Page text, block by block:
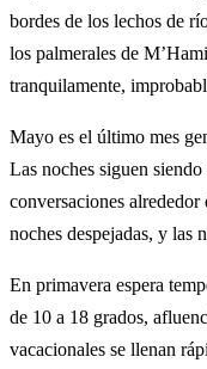
bordes de los lechos de
los palmerales de
tranquilamente,
Mayo es el último mes
Las noches siguen
conversaciones
noches despejadas, y las
En primavera espera
de 10 a 18 grados,
vacacionales se llenan